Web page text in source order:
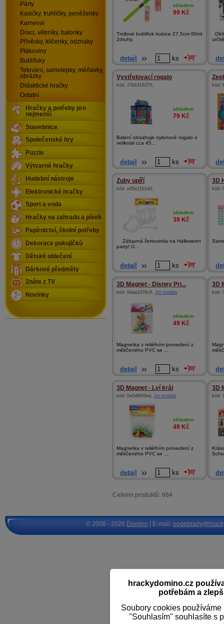
skladem
99 Kč
Trollové bublifuk trubice 27,5cm 60ml
2druhy.
detail ks
Vystřelovací rogalo
kód: 27bb316375,
skladem
79 Kč
Balení obsahuje nylonové rogalo o
velikosti cca 45...
detail ks
kód:
Zuby upíří
kód: e45e21b1d0,
skladem
39 Kč
Zábavná žertovinka na Halloween
party! Ú...
detail ks
3D
kód:
3D Magnet - Disney Pri...
kód: 0daa1d76c9, Jiri models
skladem
49 Kč
Magnetka v reliéfním provedení z
měkčeného PVC se ...
detail ks
3D
kód:
3D Magnet - Lví král
kód: 0e0d9bf9ed , Jiri models
skladem
49 Kč
Magnetka v reliéfním provedení z
měkčeného PVC se ...
detail ks
3D
kód:
Celkem produktů: 664
Párty
Kasičky, truhličky, peněženky
Karneval
Draci, větrníky, balonky
Přívěsky, klíčenky, odznaky
Ptákoviny
Bublifuky
Tetování, samolepky, měňavky,
obrázky
Didaktické hračky
Ostatní
Hračky a potřeby pro
nejmenší
Stavebnice
Společenské hry
Puzzle
Výtvarné hračky
Hudební nástroje
Elektronické hračky
Sport a voda
Hračky na zahradu a písek
Papírnictví, školní potřeby
Dekorace pokojíčků
Dětské oblečení
Dárkové předměty
Znáte z TV
Novinky
hrackydomino.cz
potřebám a
Soubory cookies
"Souhlasím" souhlasíte s
© 2008 - 2026 Domino | E-mail: